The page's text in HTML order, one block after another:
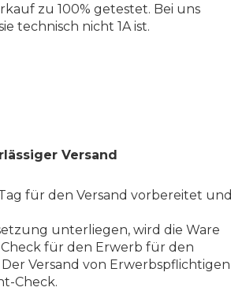
zu 100% getestet. Bei uns
technisch nicht 1A ist.
Versand
für den Versand vorbereitet und
unterliegen, wird die Ware
für den Erwerb für den
Versand von Erwerbspflichtigen
Check.